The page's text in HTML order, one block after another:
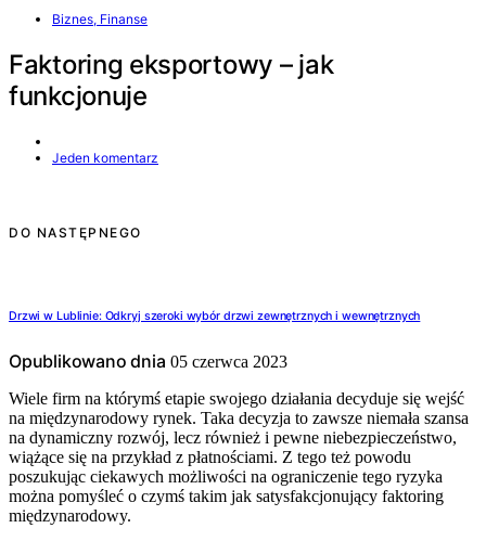
Biznes, Finanse
Faktoring eksportowy – jak
funkcjonuje
Jeden komentarz
DO NASTĘPNEGO
Drzwi w Lublinie: Odkryj szeroki wybór drzwi zewnętrznych i wewnętrznych
Opublikowano dnia 05 czerwca 2023
Wiele firm na którymś etapie swojego działania decyduje się wejść
na międzynarodowy rynek. Taka decyzja to zawsze niemała szansa
na dynamiczny rozwój, lecz również i pewne niebezpieczeństwo,
wiążące się na przykład z płatnościami. Z tego też powodu
poszukując ciekawych możliwości na ograniczenie tego ryzyka
można pomyśleć o czymś takim jak satysfakcjonujący faktoring
międzynarodowy.